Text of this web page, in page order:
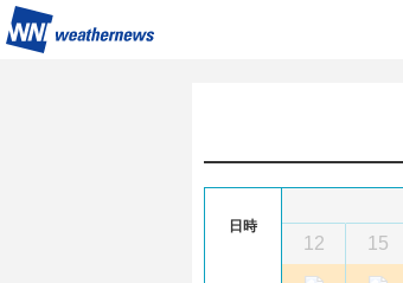
日時
12 15